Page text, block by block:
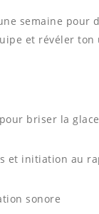
une semaine pour
et révéler
briser la glace
et initiation au
sonore